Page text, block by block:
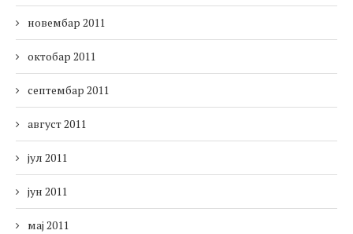
новембар 2011
октобар 2011
септембар 2011
август 2011
јул 2011
јун 2011
мај 2011